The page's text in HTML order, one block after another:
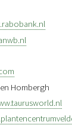
Hombergh